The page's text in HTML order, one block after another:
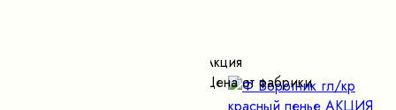
Акция
Цена от фабрики